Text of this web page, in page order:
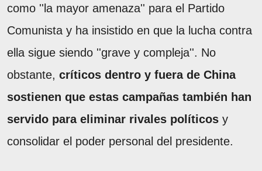
como ''la mayor amenaza'' para el Partido
Comunista y ha insistido en que la lucha contra
ella sigue siendo ''grave y compleja''. No
obstante, críticos dentro y fuera de China
sostienen que estas campañas también han
servido para eliminar rivales políticos y
consolidar el poder personal del presidente.